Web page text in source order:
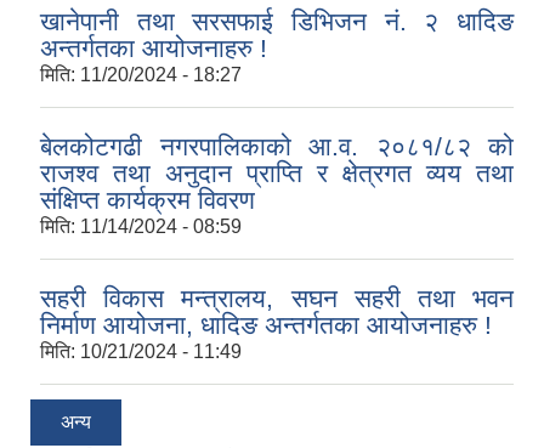
खानेपानी तथा सरसफाई डिभिजन नं. २ धादिङ
अन्तर्गतका आयोजनाहरु !
मिति: 11/20/2024 - 18:27
बेलकोटगढी नगरपालिकाको आ.व. २०८१/८२ को
राजश्व तथा अनुदान प्राप्ति र क्षेत्रगत व्यय तथा
संक्षिप्त कार्यक्रम विवरण
मिति: 11/14/2024 - 08:59
सहरी विकास मन्त्रालय, सघन सहरी तथा भवन
निर्माण आयोजना, धादिङ अन्तर्गतका आयोजनाहरु !
मिति: 10/21/2024 - 11:49
अन्य